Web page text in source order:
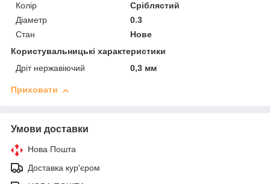
Колір
Сріблястий
Діаметр
0.3
Стан
Нове
Користувальницькі характеристики
Дріт нержавіючий
0,3 мм
Приховати
Умови доставки
Нова Пошта
Доставка кур'єром